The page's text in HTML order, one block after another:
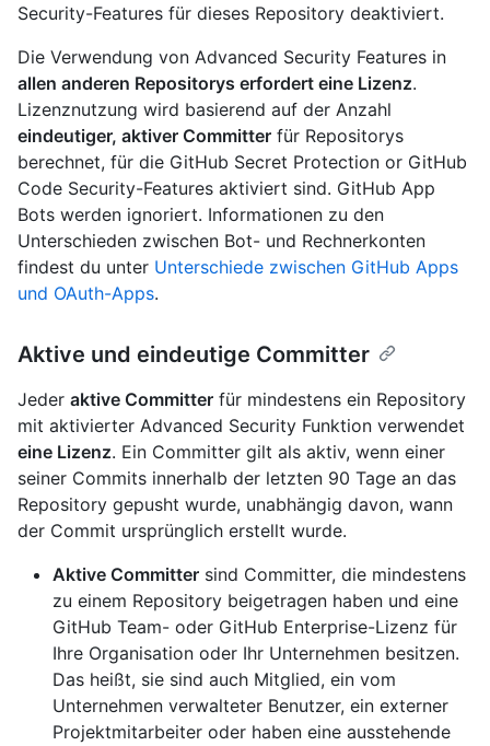
Security-Features für dieses Repository deaktiviert.
Die Verwendung von Advanced Security Features in
allen anderen Repositorys erfordert eine Lizenz.
Lizenznutzung wird basierend auf der Anzahl
eindeutiger, aktiver Committer für Repositorys
berechnet, für die GitHub Secret Protection or GitHub
Code Security-Features aktiviert sind. GitHub App
Bots werden ignoriert. Informationen zu den
Unterschieden zwischen Bot- und Rechnerkonten
findest du unter Unterschiede zwischen GitHub Apps
und OAuth-Apps.
Aktive und eindeutige Committer
Jeder aktive Committer für mindestens ein Repository
mit aktivierter Advanced Security Funktion verwendet
eine Lizenz. Ein Committer gilt als aktiv, wenn einer
seiner Commits innerhalb der letzten 90 Tage an das
Repository gepusht wurde, unabhängig davon, wann
der Commit ursprünglich erstellt wurde.
Aktive Committer sind Committer, die mindestens
zu einem Repository beigetragen haben und eine
GitHub Team- oder GitHub Enterprise-Lizenz für
Ihre Organisation oder Ihr Unternehmen besitzen.
Das heißt, sie sind auch Mitglied, ein vom
Unternehmen verwalteter Benutzer, ein externer
Projektmitarbeiter oder haben eine ausstehende